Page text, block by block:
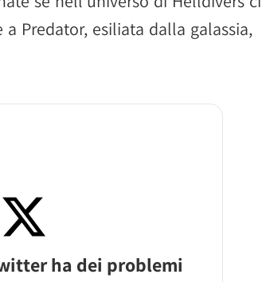
Predator, esiliata dalla galassia,
ha dei problemi